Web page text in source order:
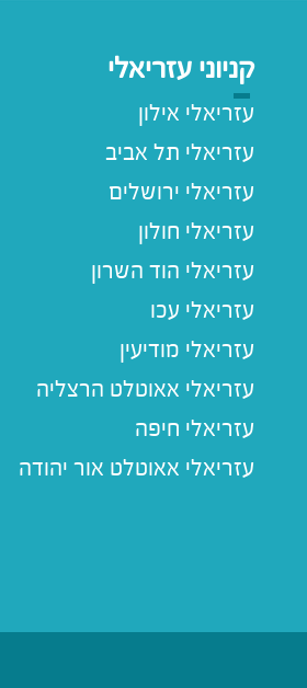
קניוני עזריאלי
עזריאלי אילון
עזריאלי תל אביב
עזריאלי ירושלים
עזריאלי חולון
עזריאלי הוד השרון
עזריאלי עכו
עזריאלי מודיעין
עזריאלי אאוטלט הרצליה
עזריאלי חיפה
עזריאלי אאוטלט אור יהודה